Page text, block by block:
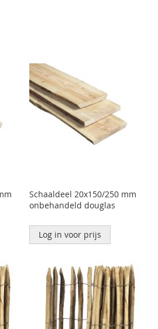
Schaaldeel 20x150/250 mm
onbehandeld douglas
Log in voor prijs